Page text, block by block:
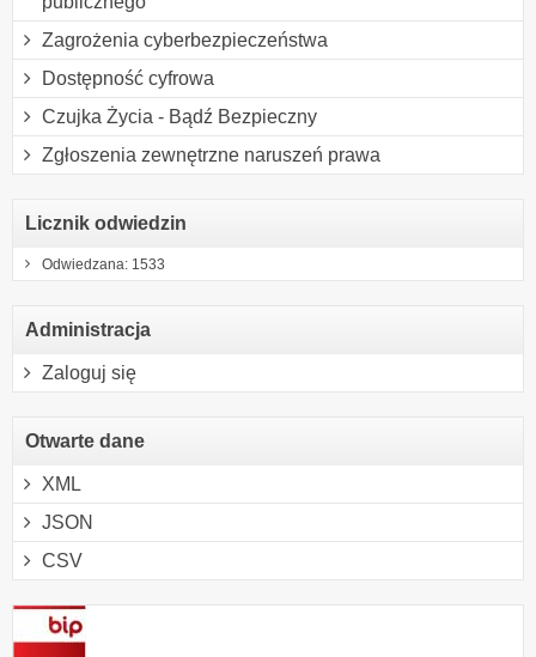
Zagrożenia cyberbezpieczeństwa
Dostępność cyfrowa
Czujka Życia - Bądź Bezpieczny
Zgłoszenia zewnętrzne naruszeń prawa
Licznik odwiedzin
Odwiedzana: 1533
Administracja
Zaloguj się
Otwarte dane
XML
JSON
CSV